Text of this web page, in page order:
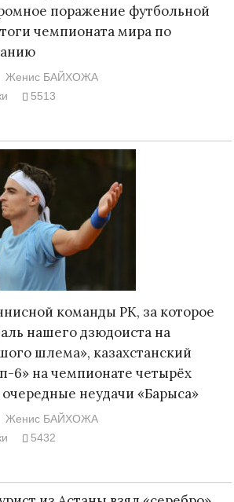
поражение футбольной
чемпионата мира по
Женис БАЙХОЖА
5513
команды РК, за которое
нашего дзюдоиста на
шлема», казахстанский
6» на чемпионате четырёх
неудачи «Барыса»
Женис БАЙХОЖА
5432